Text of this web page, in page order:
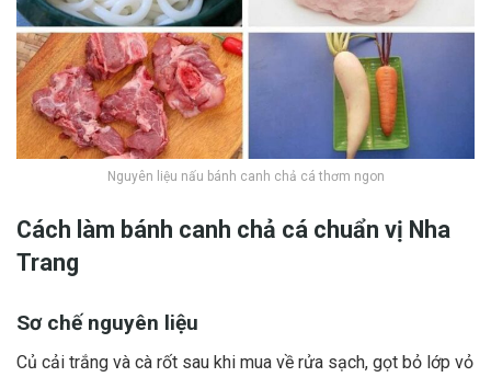
Nguyên liệu nấu bánh canh chả cá thơm ngon
Cách làm bánh canh chả cá chuẩn vị Nha
Trang
Sơ chế nguyên liệu
Củ cải trắng và cà rốt sau khi mua về rửa sạch, gọt bỏ lớp vỏ